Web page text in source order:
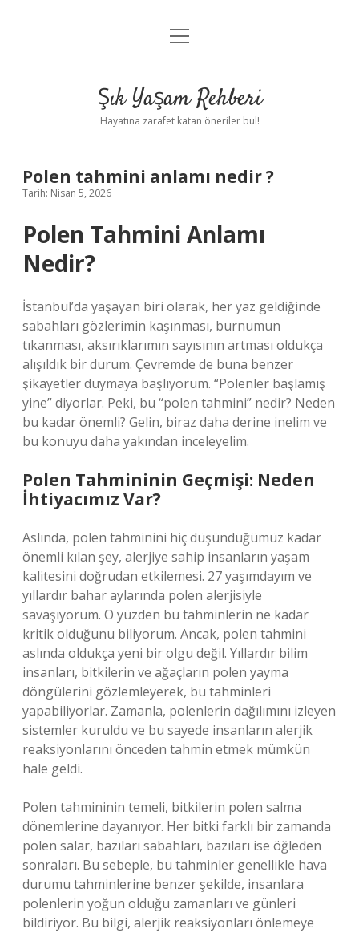
Anasayfa
Yasal Uyarı
menüyü
Şık Yaşam Rehberi
Hayatına zarafet katan öneriler bul!
Polen tahmini anlamı nedir ?
Tarih: Nisan 5, 2026
Polen Tahmini Anlamı
Nedir?
İstanbul’da yaşayan biri olarak, her yaz geldiğinde
sabahları gözlerimin kaşınması, burnumun
tıkanması, aksırıklarımın sayısının artması oldukça
alışıldık bir durum. Çevremde de buna benzer
şikayetler duymaya başlıyorum. “Polenler başlamış
yine” diyorlar. Peki, bu “polen tahmini” nedir? Neden
bu kadar önemli? Gelin, biraz daha derine inelim ve
bu konuyu daha yakından inceleyelim.
Polen Tahmininin Geçmişi: Neden
İhtiyacımız Var?
Aslında, polen tahminini hiç düşündüğümüz kadar
önemli kılan şey, alerjiye sahip insanların yaşam
kalitesini doğrudan etkilemesi. 27 yaşımdayım ve
yıllardır bahar aylarında polen alerjisiyle
savaşıyorum. O yüzden bu tahminlerin ne kadar
kritik olduğunu biliyorum. Ancak, polen tahmini
aslında oldukça yeni bir olgu değil. Yıllardır bilim
insanları, bitkilerin ve ağaçların polen yayma
döngülerini gözlemleyerek, bu tahminleri
yapabiliyorlar. Zamanla, polenlerin dağılımını izleyen
sistemler kuruldu ve bu sayede insanların alerjik
reaksiyonlarını önceden tahmin etmek mümkün
hale geldi.
Polen tahmininin temeli, bitkilerin polen salma
dönemlerine dayanıyor. Her bitki farklı bir zamanda
polen salar, bazıları sabahları, bazıları ise öğleden
sonraları. Bu sebeple, bu tahminler genellikle hava
durumu tahminlerine benzer şekilde, insanlara
polenlerin yoğun olduğu zamanları ve günleri
bildiriyor. Bu bilgi, alerjik reaksiyonları önlemeye